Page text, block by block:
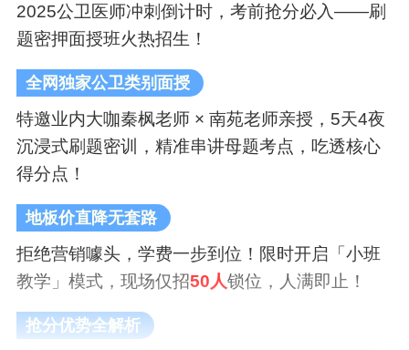
2025公卫医师冲刺倒计时，考前抢分必入——刷
题密押面授班火热招生！
全网独家公卫类别面授
特邀业内大咖秦枫老师 × 南苑老师亲授，5天4夜
沉浸式刷题密训，精准串讲母题考点，吃透核心
得分点！
地板价直降无套路
拒绝营销噱头，学费一步到位！限时开启「小班
教学」模式，现场仅招50人锁位，人满即止！
抢分优势全解析